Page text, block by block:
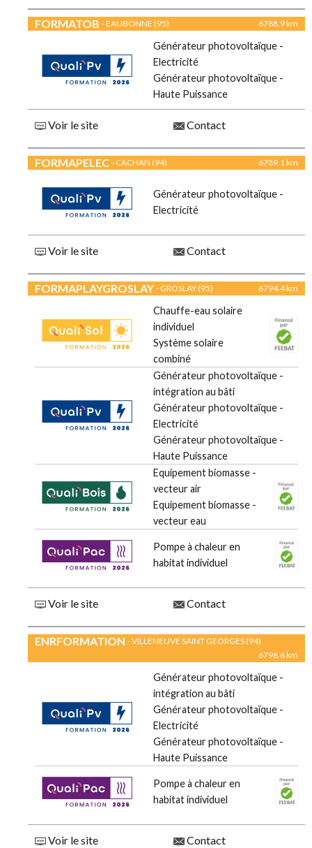
FORMATOB - EAUBONNE (95) 6788.9 km
Générateur photovoltaïque -
Electricité
Générateur photovoltaïque -
Haute Puissance
Voir le site Contact
FORMAPELEC - CACHAN (94) 6789.1 km
Générateur photovoltaïque -
Electricité
Voir le site Contact
FORMAPLAYGROSLAY - GROSLAY (95) 6794.4 km
Chauffe-eau solaire
individuel
Système solaire
combiné
Générateur photovoltaïque -
intégration au bâti
Générateur photovoltaïque -
Electricité
Générateur photovoltaïque -
Haute Puissance
Equipement biomasse -
vecteur air
Equipement biomasse -
vecteur eau
Pompe à chaleur en
habitat individuel
Voir le site Contact
ENRFORMATION - VILLENEUVE SAINT GEORGES (94)
6796.6 km
Générateur photovoltaïque -
intégration au bâti
Générateur photovoltaïque -
Electricité
Générateur photovoltaïque -
Haute Puissance
Pompe à chaleur en
habitat individuel
Voir le site Contact